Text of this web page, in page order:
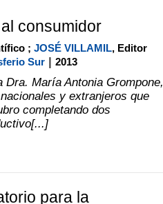
consumidor
; JOSÉ VILLAMIL, Editor
Sur| 2013
María Antonia Grompone,
y extranjeros que
completando dos
para la